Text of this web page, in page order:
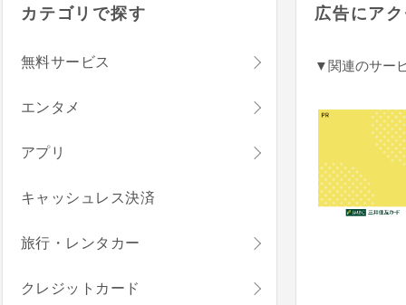
広告にア
▼関連のサー
カテゴリで探す
無料サービス
エンタメ
アプリ
キャッシュレス決済
旅行・レンタカー
クレジットカード